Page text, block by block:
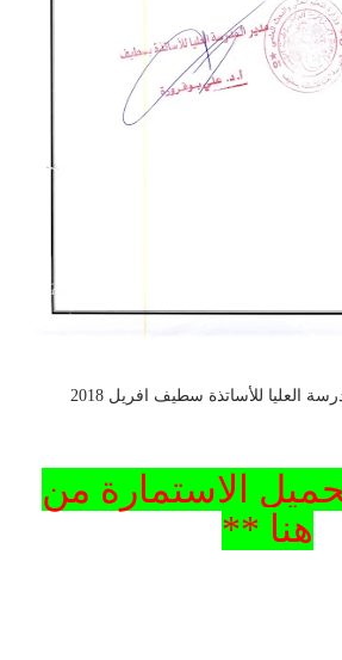
العليا للأساتذة سطيف افريل 2018
الاستمارة من
هنا **